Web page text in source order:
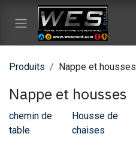
Se rendre au contenu
Produits Nappe et housses
Nappe et housses
chemin de
table
Housse de
chaises